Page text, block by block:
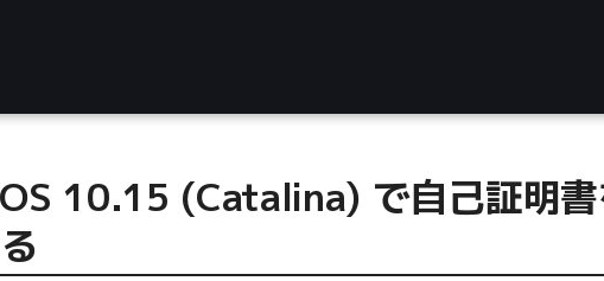
10.15 (Catalina) で自己証明